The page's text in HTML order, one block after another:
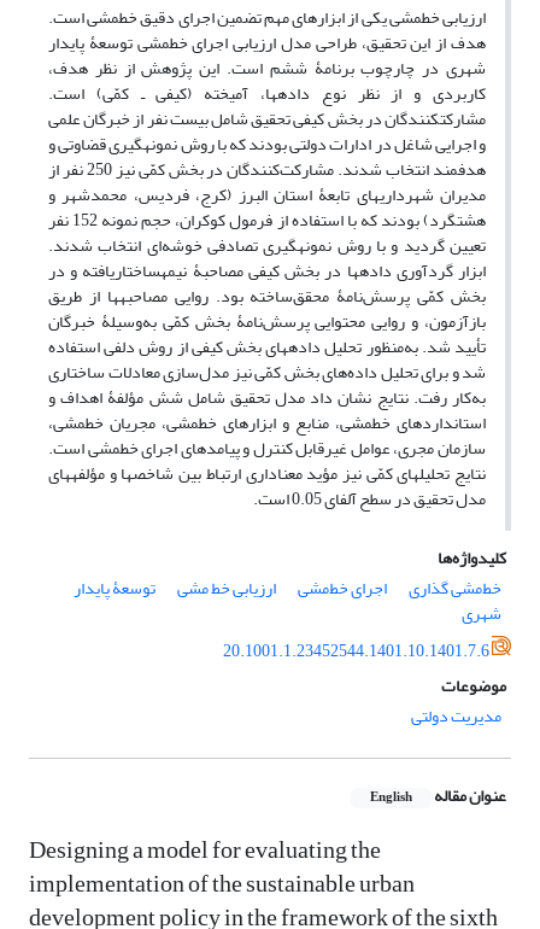
ارزیابی خط‏مشی یکیازابزارهایمهمتضمیناجرایدقیقخط‏مشیاست.
هدف از این تحقیق، طراحی مدل ارزیابی اجرای خط‏مشی توسعۀ پایدار
شهری در چارچوب برنامۀ ششم است. این پژوهش از نظر هدف،
کاربردی و از نظر نوع داده‏ها، آمیخته (کیفی ـ کمّی) است.
مشارکت‏کنندگان در بخش کیفی تحقیق شامل بیست نفر از خبرگان علمی
و اجرایی شاغل در ادارات دولتی بودند که با روش نمونه‏گیری قضاوتی و
هدفمند انتخاب شدند. مشارکت‌کنندگان در بخش کمّی نیز 250 نفر از
مدیران شهرداری‏های تابعۀ استان البرز (کرج، فردیس، محمدشهر و
هشتگرد) بودند که با استفاده از فرمول کوکران، حجم نمونه 152 نفر
تعیین گردید و با روش نمونه‏گیری تصادفی خوشه‌ای انتخاب شدند.
ابزار گردآوری داده‏ها در بخش کیفی مصاحبۀ نیمه‏ساختاریافته و در
بخش کمّی پرسش‌نامۀ محقق‌ساخته بود. روایی مصاحبه‏ها از طریق
بازآزمون، و روایی محتوایی پرسش‌نامۀ بخش کمّی به‌وسیلۀ خبرگان
تأیید شد. به‌منظور تحلیل داده‏های بخش کیفی از روش دلفی استفاده
شد و برای تحلیل داده‌های بخش کمّی نیز مدل‌سازی معادلات ساختاری
به‌کار رفت. نتایج نشان داد مدل تحقیق شامل شش مؤلفۀ اهداف و
استانداردهای خط‏مشی، منابع و ابزارهای خط‏مشی، مجریان خط‏مشی،
سازمان مجری، عوامل غیرقابل‏ کنترل و پیامدهای اجرای خط‏مشی است.
نتایج تحلیل‏های کمّی نیز مؤید معنا‏داری ارتباط بین شاخص‏ها و مؤلفه‏های
مدل تحقیق در سطح آلفای 0.05 است.
کلیدواژه‌ها
خط‌مشی‏ گذاری
اجرای خط‌مشی ارزیابی خط‏ مشی توسعۀ پایدار
شهری
20.1001.1.23452544.1401.10.1401.7.6
موضوعات
مدیریت دولتی
عنوان مقاله English
Designing a model for evaluating the
implementation of the sustainable urban
development policy in the framework of the sixth